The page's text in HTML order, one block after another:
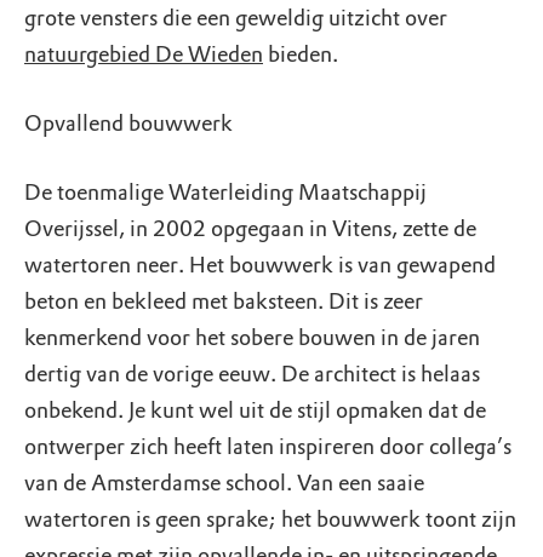
grote vensters die een geweldig uitzicht over
natuurgebied De Wieden bieden.
Opvallend bouwwerk
De toenmalige Waterleiding Maatschappij
Overijssel, in 2002 opgegaan in Vitens, zette de
watertoren neer. Het bouwwerk is van gewapend
beton en bekleed met baksteen. Dit is zeer
kenmerkend voor het sobere bouwen in de jaren
dertig van de vorige eeuw. De architect is helaas
onbekend. Je kunt wel uit de stijl opmaken dat de
ontwerper zich heeft laten inspireren door collega’s
van de Amsterdamse school. Van een saaie
watertoren is geen sprake; het bouwwerk toont zijn